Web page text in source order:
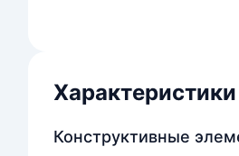
Характеристики
Конструктивные